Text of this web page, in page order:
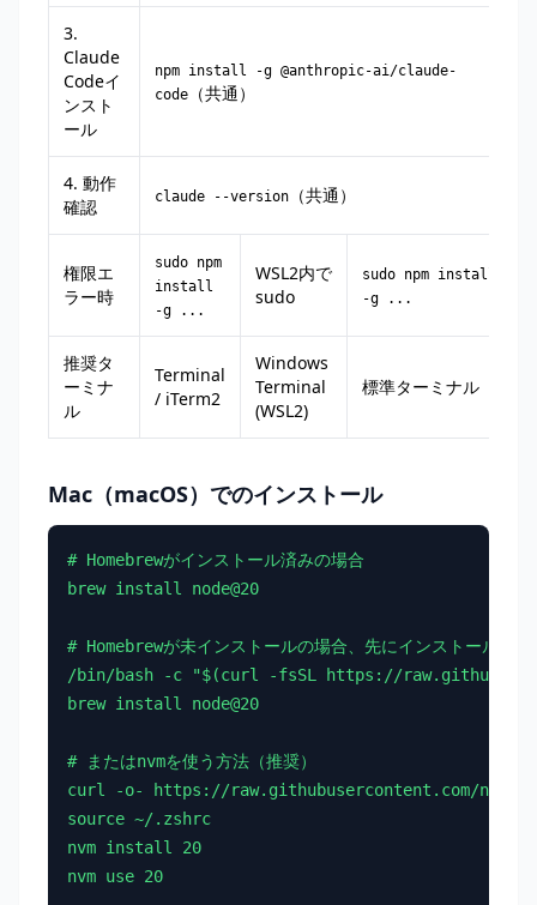
3.
Claude
Codeイ
ンスト
ール
npm install -g @anthropic-ai/claude-
code
（共通）
4. 動作
確認
claude --version （共通）
権限エ
ラー時
sudo npm
install
-g ...
WSL2内で
sudo
sudo npm install
-g ...
推奨タ
ーミナ
ル
Terminal
/ iTerm2
Windows
Terminal
(WSL2)
標準ターミナル
Mac（macOS）でのインストール
# Homebrewがインストール済みの場合
brew install node@20
# Homebrewが未インストールの場合、先にインストール
/bin/bash -c "$(curl -fsSL https://
brew install node@20
# またはnvmを使う方法（推奨）
curl -o- https://raw.githubusercontent.com/nvm-
source ~/.zshrc
nvm install 20
nvm use 20